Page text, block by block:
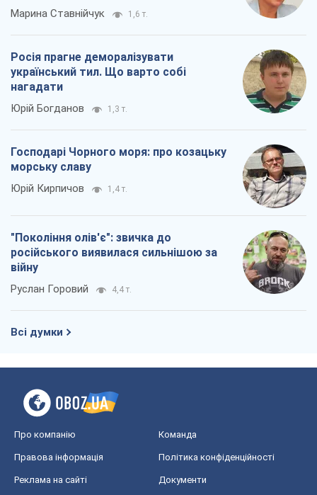
Марина Ставнійчук 1,6 т.
Росія прагне деморалізувати
український тил. Що варто собі
нагадати
Юрій Богданов 1,3 т.
Господарі Чорного моря: про козацьку
морську славу
Юрій Кирпичов 1,4 т.
"Покоління олів'є": звичка до
російського виявилася сильнішою за
війну
Руслан Горовий 4,4 т.
Всі думки
Про компанію Команда
Правова інформація Політика конфіденційності
Реклама на сайті Документи